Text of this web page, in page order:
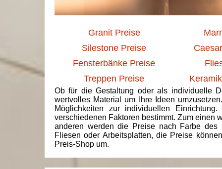
Granit Preise
Silestone Preise
Fensterbänke Preise
Treppen Preise
Ob für die Gestaltung oder als individuelle
wertvolles Material um Ihre Ideen
Möglichkeiten zur individuellen
verschiedenen Faktoren bestimmt. Zum einen
anderen werden die Preise nach Farbe des
Fliesen oder Arbeitsplatten, die Preise
Preis-Shop um.